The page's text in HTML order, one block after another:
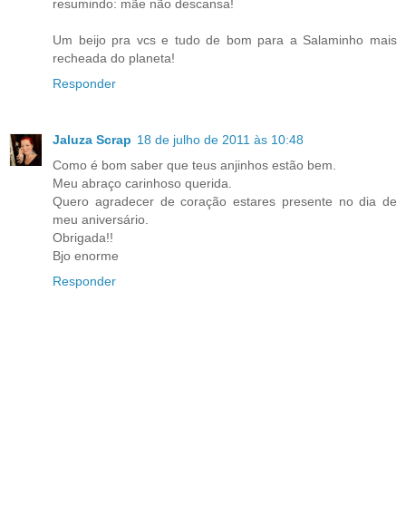
resumindo: mãe não descansa!
Um beijo pra vcs e tudo de bom para a Salaminho mais
recheada do planeta!
Responder
Jaluza Scrap 18 de julho de 2011 às 10:48
Como é bom saber que teus anjinhos estão bem.
Meu abraço carinhoso querida.
Quero agradecer de coração estares presente no dia de
meu aniversário.
Obrigada!!
Bjo enorme
Responder